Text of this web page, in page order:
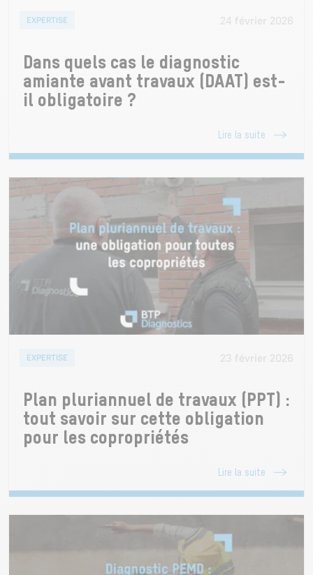
EXPERTISE
Dans quels cas le diagnostic
amiante avant travaux (DAAT) est-
il obligatoire ?
Lire la suite
EXPERTISE
Plan pluriannuel de travaux (PPT) :
tout savoir sur cette obligation
pour les copropriétés
Lire la suite